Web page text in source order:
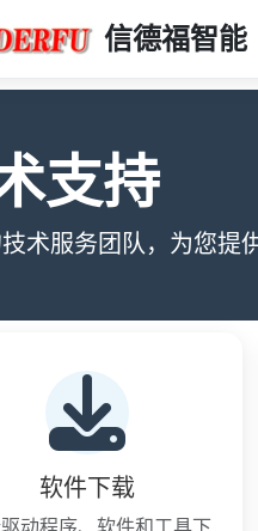
信德福智能
支持
术服务团队，为您提
软件下载
动程序、软件和工具下